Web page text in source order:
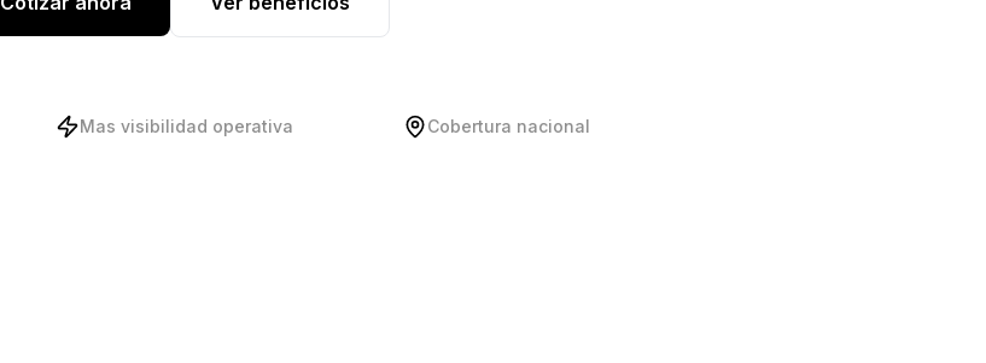
Mas visibilidad operativa Cobertura nacional